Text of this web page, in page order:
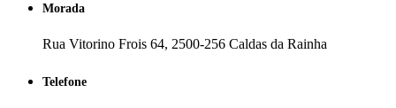
Morada
Rua Vitorino Frois 64, 2500-256 Caldas da Rainha
Telefone